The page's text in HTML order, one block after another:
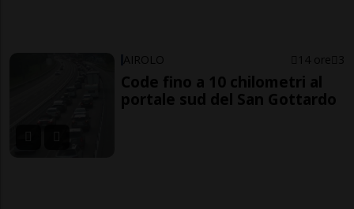
AIROLO 14 ore 3
Code fino a 10 chilometri al
portale sud del San Gottardo